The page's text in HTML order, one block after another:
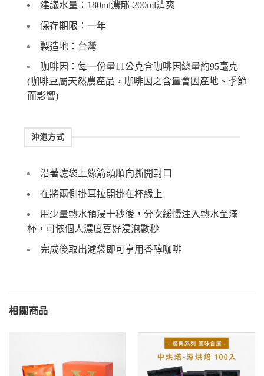
建議水量：180ml濃郁-200ml清爽
保存期限：一年
製造地：台灣
咖啡因：每一份量11公克含咖啡因總量約95毫克
(咖啡豆屬天然農產品，咖啡因之含量會因產地、季節
而影響)
沖泡方式
沿著濾袋上緣箭頭順向撕開封口
在將兩側掛耳拉開掛在杯緣上
用少量熱水預浸十秒後，分次緩慢注入熱水至滿
杯，可依個人濃度喜好浸泡數秒
完成後取出濾袋即可享用香醇咖啡
相關商品